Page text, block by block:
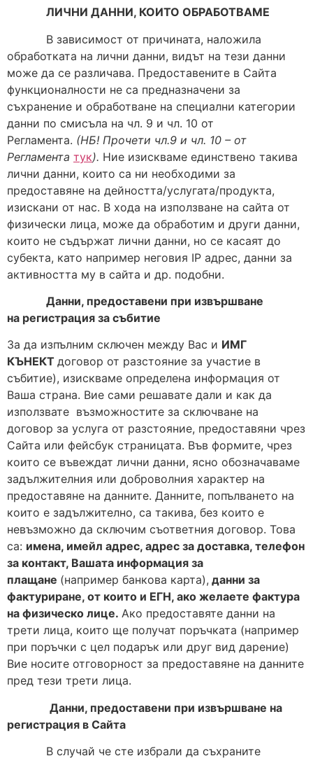
ЛИЧНИ ДАННИ, КОИТО ОБРАБОТВАМЕ
В зависимост от причината, наложила
обработката на лични данни, видът на тези данни
може да се различава. Предоставените в Сайта
функционалности не са предназначени за
съхранение и обработване на специални категории
данни по смисъла на чл. 9 и чл. 10 от
Регламента. (НБ! Прочети чл.9 и чл. 10 – от
Регламента тук). Ние изискваме единствено такива
лични данни, които са ни необходими за
предоставяне на дейността/услугата/продукта,
изискани от нас. В хода на използване на сайта от
физически лица, може да обработим и други данни,
които не съдържат лични данни, но се касаят до
субекта, като например неговия IP адрес, данни за
активността му в сайта и др. подобни.
Данни, предоставени при извършване
на регистрация за събитие
За да изпълним сключен между Вас и ИМГ
КЪНЕКТ договор от разстояние за участие в
събитие), изискваме определена информация от
Ваша страна. Вие сами решавате дали и как да
използвате възможностите за сключване на
договор за услуга от разстояние, предоставяни чрез
Сайта или фейсбук страницата. Във формите, чрез
които се въвеждат лични данни, ясно обозначаваме
задължителния или доброволния характер на
предоставяне на данните. Данните, попълването на
които е задължително, са такива, без които е
невъзможно да сключим съответния договор. Това
са: имена, имейл адрес, адрес за доставка, телефон
за контакт, Вашата информация за
плащане (например банкова карта), данни за
фактуриране, от които и ЕГН, ако желаете фактура
на физическо лице. Ако предоставяте данни на
трети лица, които ще получат поръчката (например
при поръчки с цел подарък или друг вид дарение)
Вие носите отговорност за предоставяне на данните
пред тези трети лица.
Данни, предоставени при извършване на
регистрация в Сайта
В случай че сте избрали да съхраните